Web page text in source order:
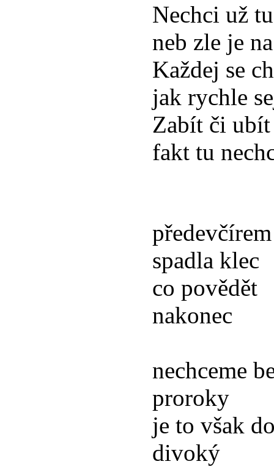
Nechci už
neb zle je
Každej se
jak rychle
Zabít či
fakt tu
předevčírem
spadla klec
co povědět
nakonec
nechceme
proroky
je to však
divoký